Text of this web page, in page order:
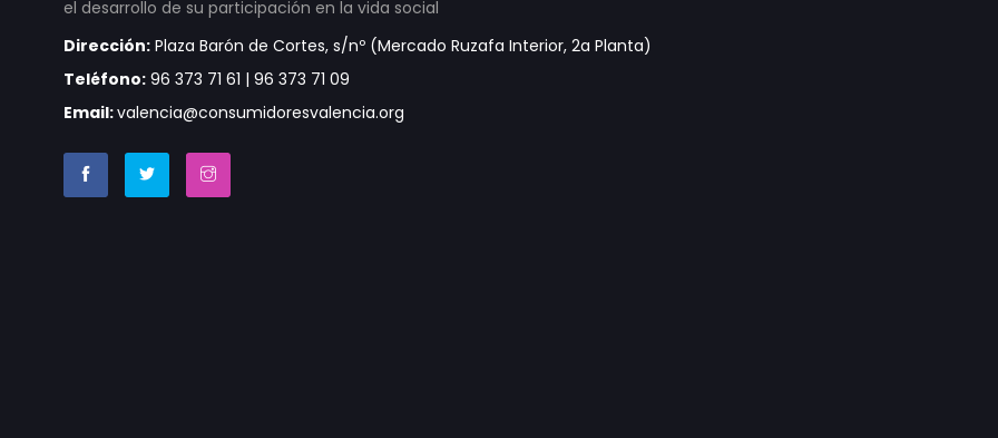
el desarrollo de su participación en la vida social
Dirección: Plaza Barón de Cortes, s/nº (Mercado Ruzafa Interior, 2a Planta)
Teléfono: 96 373 71 61 | 96 373 71 09
Email:valencia@consumidoresvalencia.org